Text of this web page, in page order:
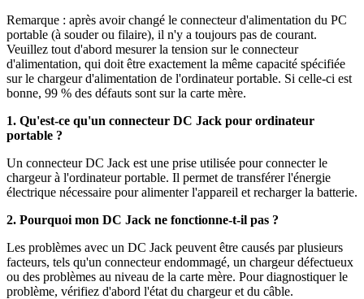
Remarque : après avoir changé le connecteur d'alimentation du PC
portable (à souder ou filaire), il n'y a toujours pas de courant.
Veuillez tout d'abord mesurer la tension sur le connecteur
d'alimentation, qui doit être exactement la même capacité spécifiée
sur le chargeur d'alimentation de l'ordinateur portable. Si celle-ci est
bonne, 99 % des défauts sont sur la carte mère.
1. Qu'est-ce qu'un connecteur DC Jack pour ordinateur
portable ?
Un connecteur DC Jack est une prise utilisée pour connecter le
chargeur à l'ordinateur portable. Il permet de transférer l'énergie
électrique nécessaire pour alimenter l'appareil et recharger la batterie.
2. Pourquoi mon DC Jack ne fonctionne-t-il pas ?
Les problèmes avec un DC Jack peuvent être causés par plusieurs
facteurs, tels qu'un connecteur endommagé, un chargeur défectueux
ou des problèmes au niveau de la carte mère. Pour diagnostiquer le
problème, vérifiez d'abord l'état du chargeur et du câble.